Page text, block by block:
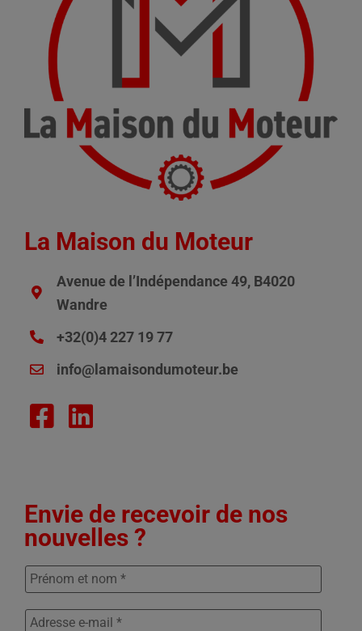
La Maison du Moteur
Avenue de l’Indépendance 49, B4020
Wandre
+32(0)4 227 19 77
info@lamaisondumoteur.be
Envie de recevoir de nos
nouvelles ?